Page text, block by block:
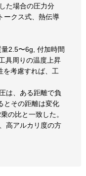
た場合の圧力分
ークス式、熱伝導
2.5〜6g, 付加時間
具周りの温度上昇
考慮すれば、工
は、ある距離で負
とその距離は変化
の比と一致した。
高アルカリ度の方